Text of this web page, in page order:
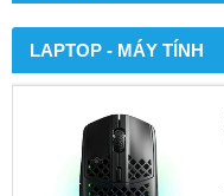
LAPTOP - MÁY TÍNH